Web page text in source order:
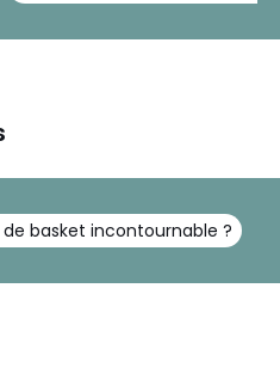
basket incontournable ?